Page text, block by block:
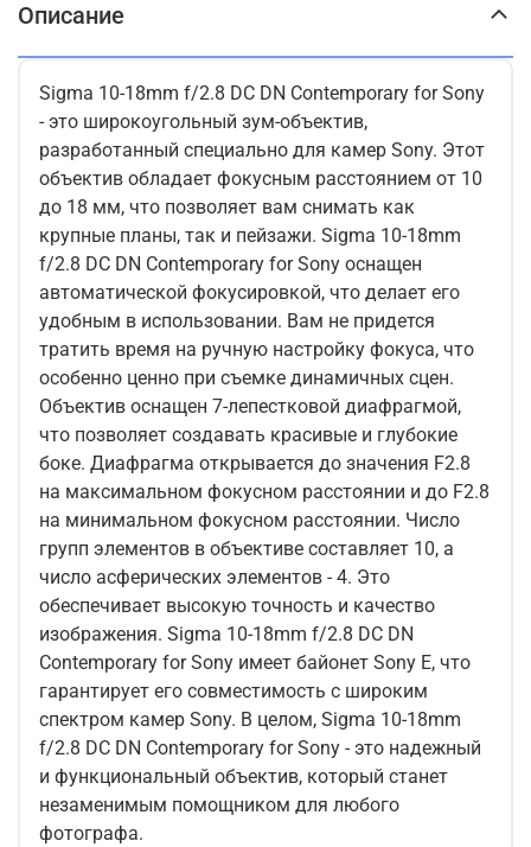
Описание
Sigma 10-18mm f/2.8 DC DN Contemporary for Sony
- это широкоугольный зум-объектив,
разработанный специально для камер Sony. Этот
объектив обладает фокусным расстоянием от 10
до 18 мм, что позволяет вам снимать как
крупные планы, так и пейзажи. Sigma 10-18mm
f/2.8 DC DN Contemporary for Sony оснащен
автоматической фокусировкой, что делает его
удобным в использовании. Вам не придется
тратить время на ручную настройку фокуса, что
особенно ценно при съемке динамичных сцен.
Объектив оснащен 7-лепестковой диафрагмой,
что позволяет создавать красивые и глубокие
боке. Диафрагма открывается до значения F2.8
на максимальном фокусном расстоянии и до F2.8
на минимальном фокусном расстоянии. Число
групп элементов в объективе составляет 10, а
число асферических элементов - 4. Это
обеспечивает высокую точность и качество
изображения. Sigma 10-18mm f/2.8 DC DN
Contemporary for Sony имеет байонет Sony E, что
гарантирует его совместимость с широким
спектром камер Sony. В целом, Sigma 10-18mm
f/2.8 DC DN Contemporary for Sony - это надежный
и функциональный объектив, который станет
незаменимым помощником для любого
фотографа.